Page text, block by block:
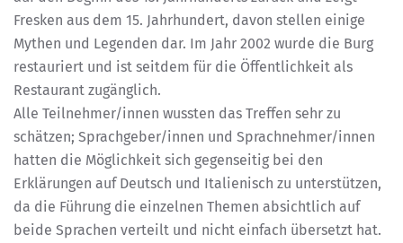
Fresken aus dem 15. Jahrhundert, davon stellen einige
Mythen und Legenden dar. Im Jahr 2002 wurde die Burg
restauriert und ist seitdem für die Öffentlichkeit als
Restaurant zugänglich.
Alle Teilnehmer/innen wussten das Treffen sehr zu
schätzen; Sprachgeber/innen und Sprachnehmer/innen
hatten die Möglichkeit sich gegenseitig bei den
Erklärungen auf Deutsch und Italienisch zu unterstützen,
da die Führung die einzelnen Themen absichtlich auf
beide Sprachen verteilt und nicht einfach übersetzt hat.